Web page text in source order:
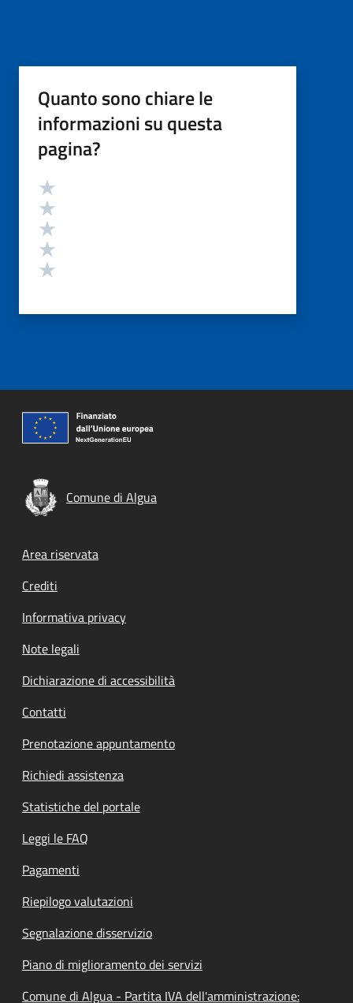
Quanto sono chiare le
informazioni su questa
pagina?
Valutazione
Comune di Algua
Footer menu
Area riservata
Crediti
Informativa privacy
Note legali
Dichiarazione di accessibilità
Contatti
Prenotazione appuntamento
Richiedi assistenza
Statistiche del portale
Leggi le FAQ
Pagamenti
Riepilogo valutazioni
Segnalazione disservizio
Piano di miglioramento dei servizi
Comune di Algua - Partita IVA dell'amministrazione: